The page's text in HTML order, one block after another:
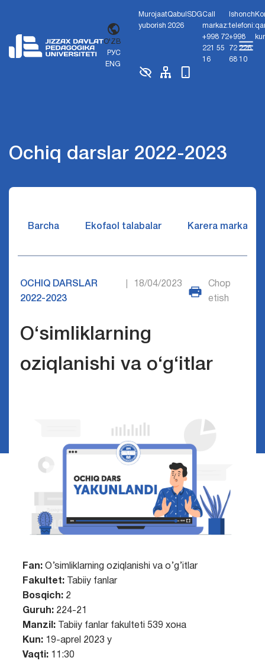
O'ZB
РУС
ENG
Murojaat
yuborish
Qabul
2026
SDGCall
markaz:
+998 72
221 55
16
Ishonch
telefoni:
+998
72 226
68 10
Ochiq darslar 2022-2023
Barcha Ekofaol talabalar Karera markazi
OCHIQ DARSLAR
2022-2023
18/04/2023
Chop
etish
O‘simliklarning
oziqlanishi va o‘g‘itlar
Fan:O’simliklarning oziqlanishi va o’g’itlar
Fakultet:Tabiiy fanlar
Bosqich:2
Guruh:224-21
Manzil:Tabiiy fanlar fakulteti 539 хона
Kun: 19-aprel 2023 y
Vaqti:11:30